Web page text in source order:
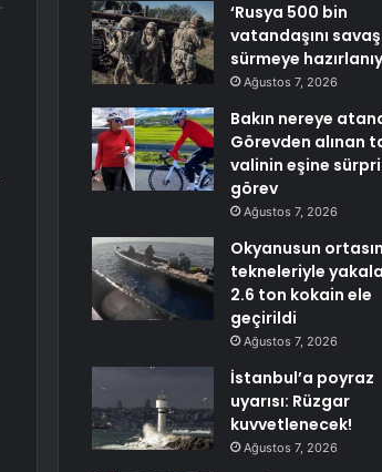
‘Rusya 500 bin
vatandaşını
sürmeye
Ağustos 7, 2026
Bakın nereye
Görevden alınan
valinin eşine
görev
Ağustos 7, 2026
Okyanusun
tekneleriyle
2.6 ton kokain ele
geçirildi
Ağustos 7, 2026
İstanbul’a poyraz
uyarısı: Rüzgar
kuvvetlenecek!
Ağustos 7, 2026